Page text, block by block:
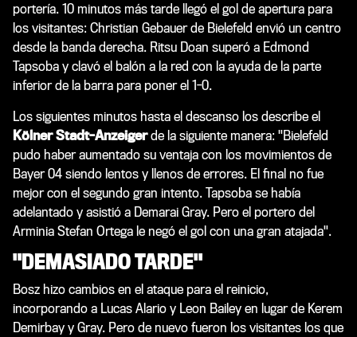
portería. 10 minutos más tarde llegó el gol de apertura para
los visitantes: Christian Gebauer de Bielefeld envió un centro
desde la banda derecha. Ritsu Doan superó a Edmond
Tapsoba y clavó el balón a la red con la ayuda de la parte
inferior de la barra para poner el 1-0.
Los siguientes minutos hasta el descanso los describe el
Kölner Stadt-Anzeigerde la siguiente manera: "Bielefeld
pudo haber aumentado su ventaja con los movimientos de
Bayer 04 siendo lentos y llenos de errores. El final no fue
mejor con el segundo gran intento. Tapsoba se había
adelantado y asistió a Demarai Gray. Pero el portero del
Arminia Stefan Ortega le negó el gol con una gran atajada".
"DEMASIADO TARDE"
Bosz hizo cambios en el ataque para el reinicio,
incorporando a Lucas Alario y Leon Bailey en lugar de Kerem
Demirbay y Gray. Pero de nuevo fueron los visitantes los que